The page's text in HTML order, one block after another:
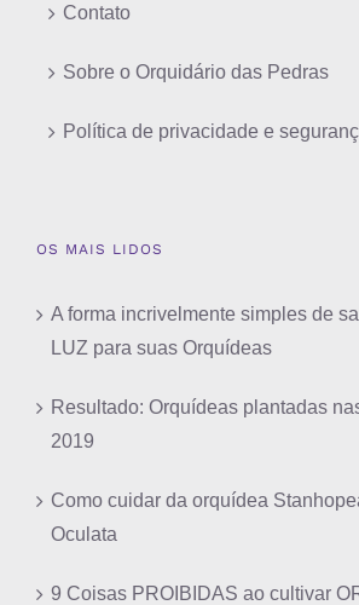
Contato
Sobre o Orquidário das Pedras
Política de privacidade e
OS MAIS LIDOS
A forma incrivelmente simples de
LUZ para suas Orquídeas
Resultado: Orquídeas plantadas
2019
Como cuidar da orquídea
Oculata
9 Coisas PROIBIDAS ao cultivar